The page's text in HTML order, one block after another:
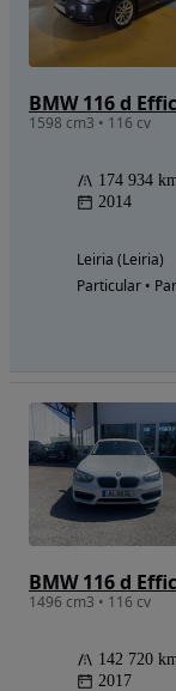
BMW 116 d
1598 cm3 • 116 cv
174 934
2014
Leiria (Leiria)
Particular •
1496 cm3 • 116 cv
142 720
2017